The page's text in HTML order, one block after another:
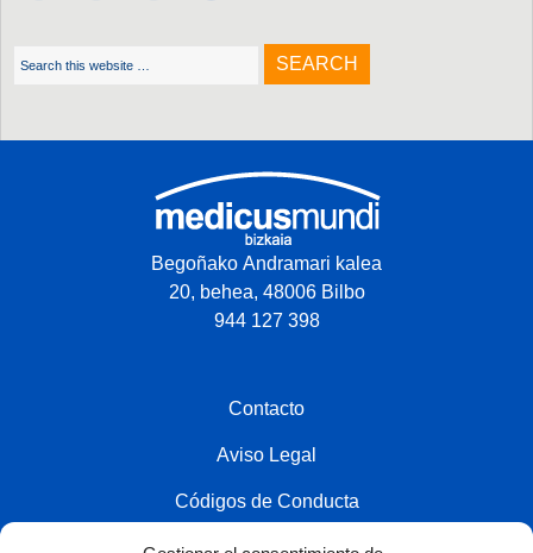
Begoñako Andramari kalea
20, behea, 48006 Bilbo
944 127 398
Contacto
Aviso Legal
Códigos de Conducta
Política de privacidad